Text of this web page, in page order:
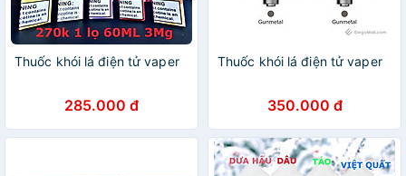
Thuốc khói lá điện tử vaper
285.000 đ
Thuốc khói lá điện tử vaper
350.000 đ